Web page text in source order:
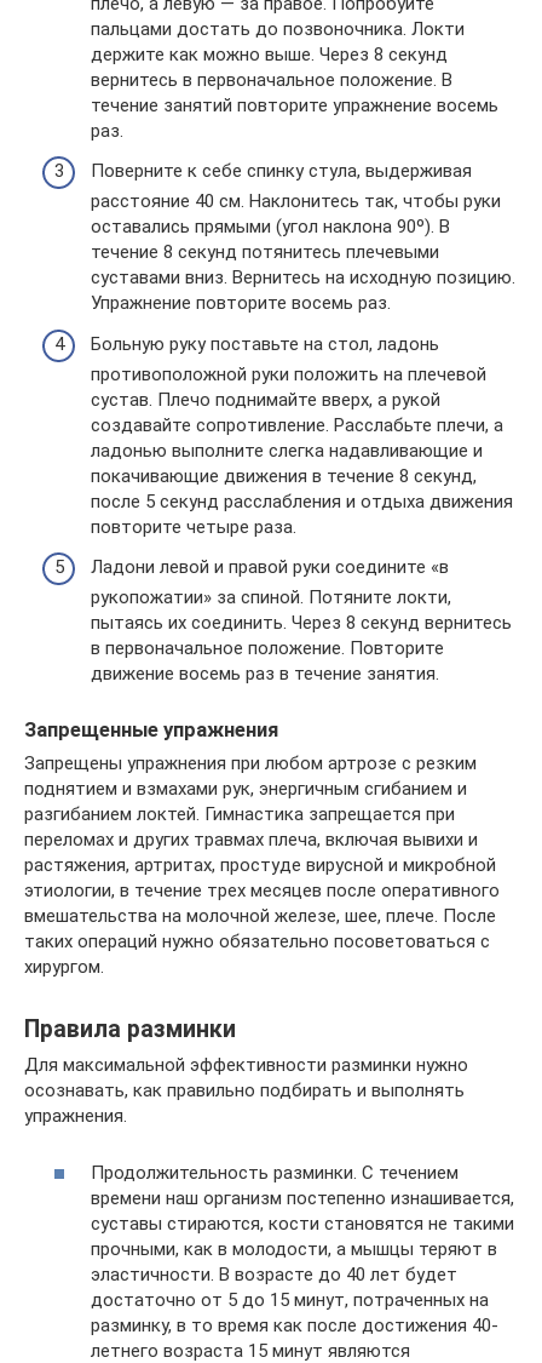
пальцами достать до позвоночника. Локти
держите как можно выше. Через 8 секунд
вернитесь в первоначальное положение. В
течение занятий повторите упражнение восемь
раз.
Поверните к себе спинку стула, выдерживая
расстояние 40 см. Наклонитесь так, чтобы руки
оставались прямыми (угол наклона 90º). В
течение 8 секунд потянитесь плечевыми
суставами вниз. Вернитесь на исходную позицию.
Упражнение повторите восемь раз.
Больную руку поставьте на стол, ладонь
противоположной руки положить на плечевой
сустав. Плечо поднимайте вверх, а рукой
создавайте сопротивление. Расслабьте плечи, а
ладонью выполните слегка надавливающие и
покачивающие движения в течение 8 секунд,
после 5 секунд расслабления и отдыха движения
повторите четыре раза.
Ладони левой и правой руки соедините «в
рукопожатии» за спиной. Потяните локти,
пытаясь их соединить. Через 8 секунд вернитесь
в первоначальное положение. Повторите
движение восемь раз в течение занятия.
Запрещенные упражнения
Запрещены упражнения при любом артрозе с резким
поднятием и взмахами рук, энергичным сгибанием и
разгибанием локтей. Гимнастика запрещается при
переломах и других травмах плеча, включая вывихи и
растяжения, артритах, простуде вирусной и микробной
этиологии, в течение трех месяцев после оперативного
вмешательства на молочной железе, шее, плече. После
таких операций нужно обязательно посоветоваться с
хирургом.
Правила разминки
Для максимальной эффективности разминки нужно
осознавать, как правильно подбирать и выполнять
упражнения.
Продолжительность разминки. С течением
времени наш организм постепенно изнашивается,
суставы стираются, кости становятся не такими
прочными, как в молодости, а мышцы теряют в
эластичности. В возрасте до 40 лет будет
достаточно от 5 до 15 минут, потраченных на
разминку, в то время как после достижения 40-
летнего возраста 15 минут являются